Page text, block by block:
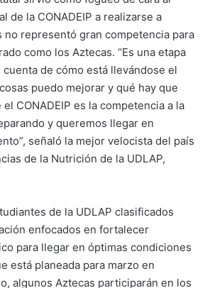
de la CONADEIP a realizarse a
no representó gran competencia para
como los Aztecas. “Es una etapa
de cómo está llevándose el
puedo mejorar y qué hay que
CONADEIP es la competencia a la
y queremos llegar en
señaló la mejor velocista del país
de la Nutrición de la UDLAP,
de la UDLAP clasificados
enfocados en fortalecer
para llegar en óptimas condiciones
está planeada para marzo en
algunos Aztecas participarán en los